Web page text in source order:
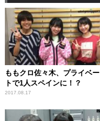
ももクロ佐々木、プライベー
トで1人スペインに！？
2017.08.17